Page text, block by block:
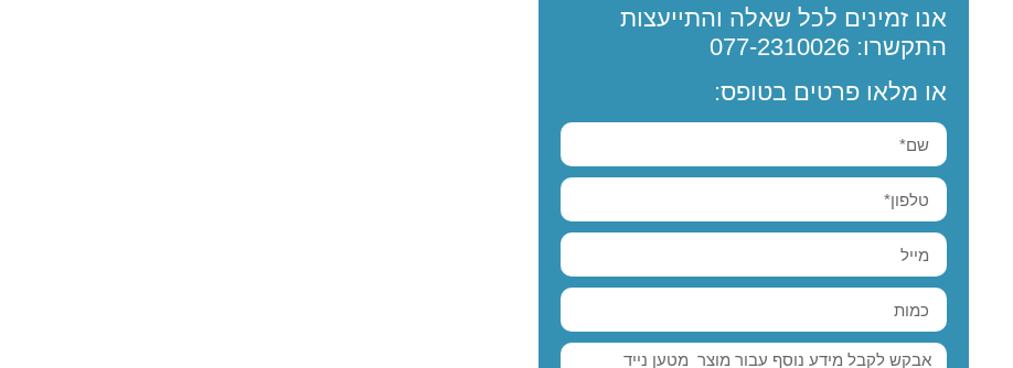
אנו זמינים לכל שאלה והתייעצות
התקשרו: 077-2310026
או מלאו פרטים בטופס: